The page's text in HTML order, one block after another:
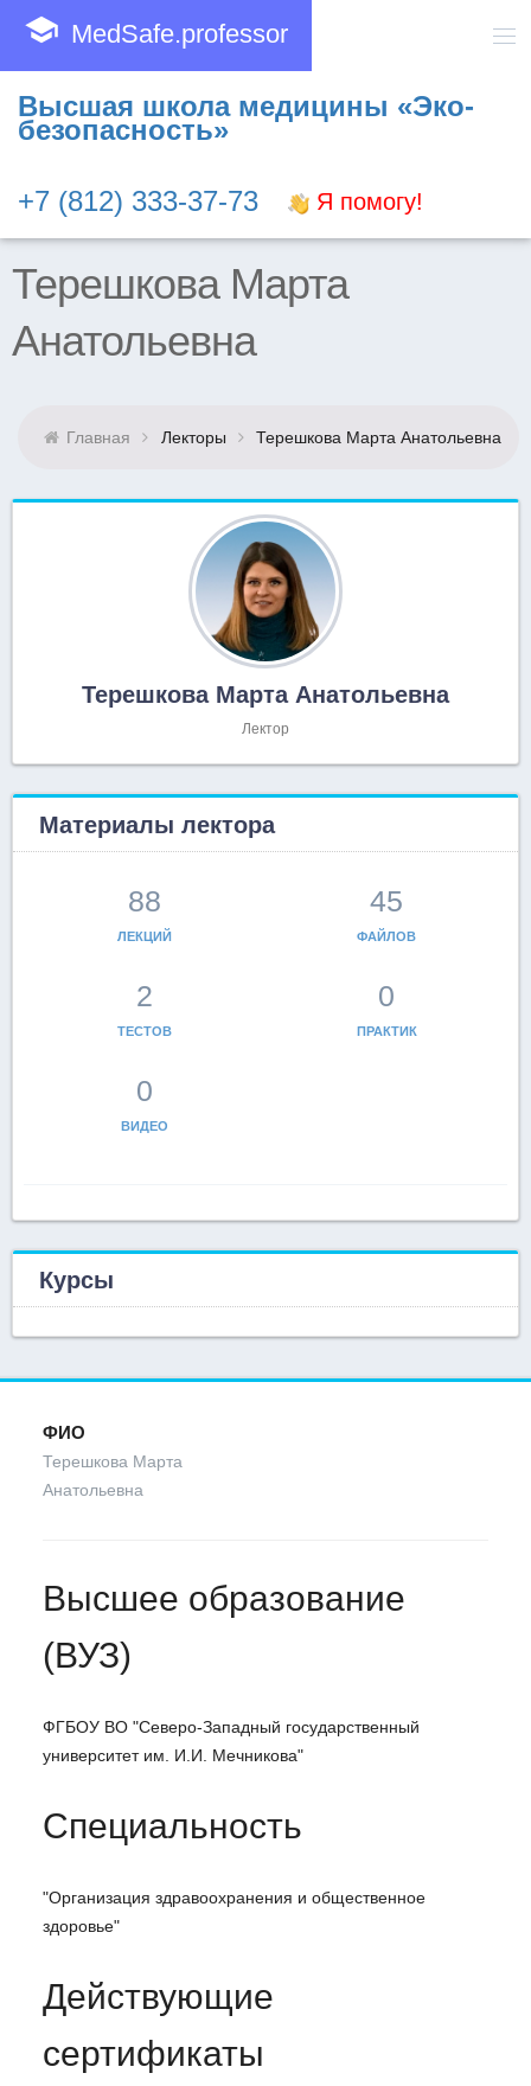
school MedSafe.professor
Высшая школа медицины «Эко-
безопасность»
+7 (812) 333-37-73 Я помогу!
Терешкова Марта
Анатольевна
Главная Лекторы Терешкова Марта Анатольевна
Терешкова Марта Анатольевна
Лектор
Материалы лектора
88
ЛЕКЦИЙ
45
ФАЙЛОВ
2
ТЕСТОВ
0
ПРАКТИК
0
ВИДЕО
Курсы
ФИО
Терешкова Марта
Анатольевна
Высшее образование
(ВУЗ)
ФГБОУ ВО "Северо-Западный государственный
университет им. И.И. Мечникова"
Специальность
"Организация здравоохранения и общественное
здоровье"
Действующие
сертификаты